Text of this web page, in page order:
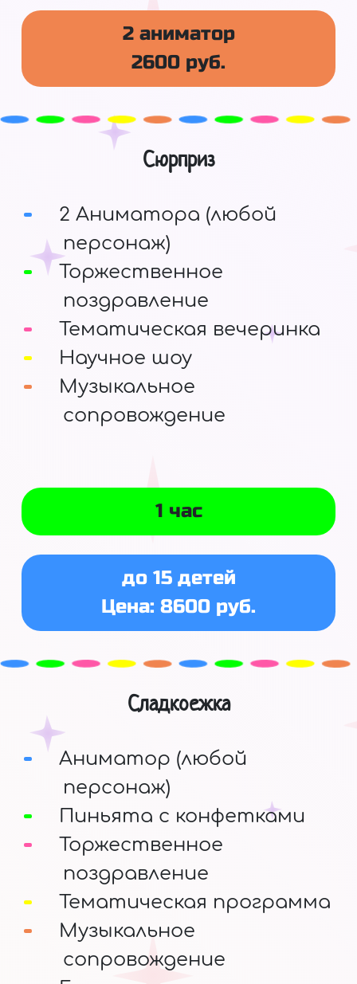
2 аниматор
2600 руб.
Сюрприз
2 Аниматора (любой
персонаж)
Торжественное
поздравление
Тематическая вечеринка
Научное шоу
Музыкальное
сопровождение
1 час
до 15 детей
Цена: 8600 руб.
Сладкоежка
Аниматор (любой
персонаж)
Пиньята с конфетками
Торжественное
поздравление
Тематическая программа
Музыкальное
сопровождение